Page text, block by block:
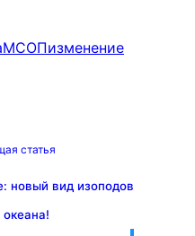
МСОПизменение
статья
новый вид изоподов
океана!